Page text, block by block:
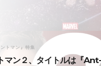
トマン』特集
マン２、タイトルは『